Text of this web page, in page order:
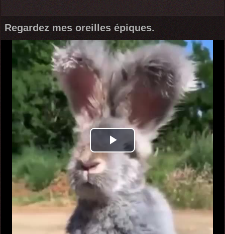
Regardez mes oreilles épiques.
Play
Video